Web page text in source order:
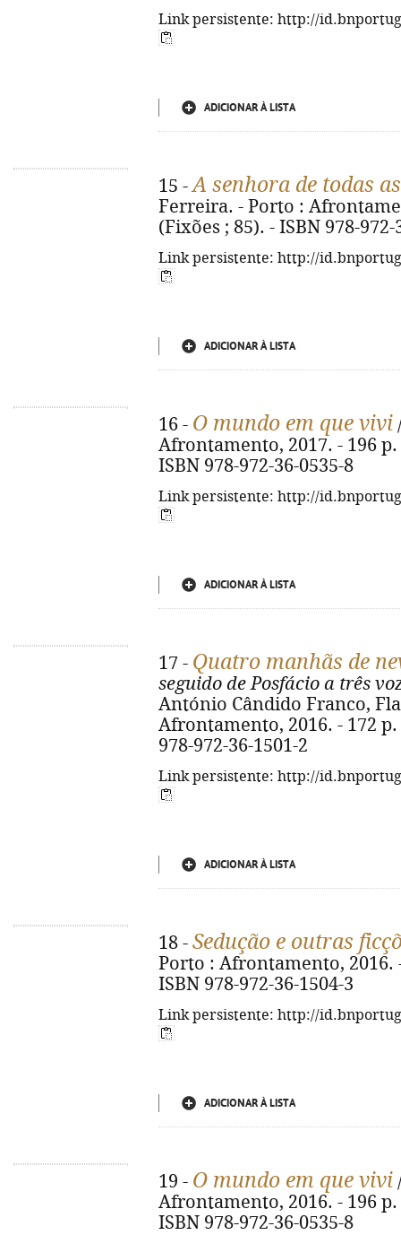
Link persistente: http://
ADICIONAR À LISTA
15 -A senhora de todas
Ferreira. - Porto :
(Fixões ; 85). - ISBN 978-972-
Link persistente: http://
ADICIONAR À LISTA
16 - O mundo em que vivi
Afrontamento, 2017. - 196
ISBN 978-972-36-0535-8
Link persistente: http://
ADICIONAR À LISTA
17 - Quatro manhãs de
seguido de Posfácio a três
António Cândido Franco,
Afrontamento, 2016. - 172 p.
978-972-36-1501-2
Link persistente: http://
ADICIONAR À LISTA
18 - Sedução e outras
Porto : Afrontamento, 2016.
ISBN 978-972-36-1504-3
Link persistente: http://
ADICIONAR À LISTA
19 - O mundo em que vivi
Afrontamento, 2016. - 196
ISBN 978-972-36-0535-8